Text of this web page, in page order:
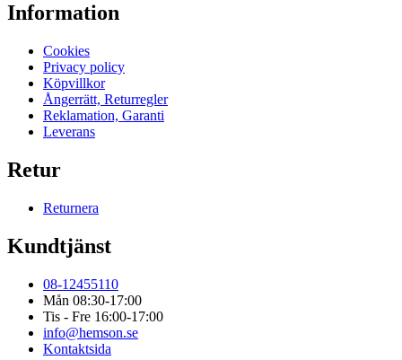
Information
Cookies
Privacy policy
Köpvillkor
Ångerrätt, Returregler
Reklamation, Garanti
Leverans
Retur
Returnera
Kundtjänst
08-12455110
Mån 08:30-17:00
Tis - Fre 16:00-17:00
info@hemson.se
Kontaktsida